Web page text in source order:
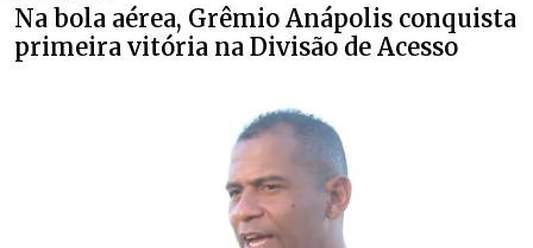
Na bola aérea, Grêmio Anápolis conquista
primeira vitória na Divisão de Acesso